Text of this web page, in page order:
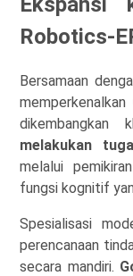
Robotics-
Bersamaan
memperkenalkan
dikembangkan
melakukan
melalui
fungsi kognitif
Spesialisasi
perencanaan
secara mandiri.